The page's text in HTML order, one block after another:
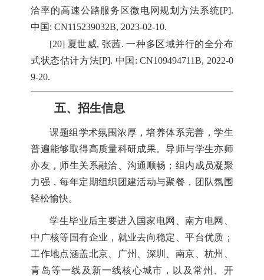
洽率的高速公路服务区微电网规划方法系统[P].
中国: CN115239032B, 2023-02-10.
[20] 夏世威, 张茜. 一种多区域并行的全分布
式状态估计方法[P]. 中国: CN109494711B, 2022-0
9-20.
五、招生信息
课题组学术氛围浓厚，培养体系完善，学生
普遍能够取得高质量科研成果。导师与学生亦师
亦友，师生关系融洽、沟通顺畅；组内成员凝聚
力强，每年定期组织团建活动与聚餐，团队氛围
轻松愉快。
学生毕业后主要进入国家电网、南方电网、
中广核等国有企业，就业去向稳定、平台优质；
工作地点涵盖北京、广州、深圳、南京、杭州、
青岛等一线及新一线核心城市，以及常州、开